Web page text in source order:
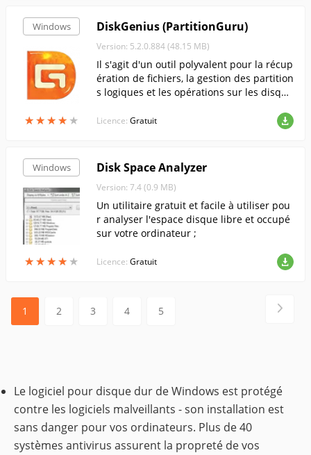
Windows
★★★★ ★
★★★★ ★
DiskGenius (PartitionGuru)
Version: 5.2.0.884 (48.15 MB)
Il s'agit d'un outil polyvalent pour la récup
ération de fichiers, la gestion des partition
s logiques et les opérations sur les disque
Licence: Gratuit
Windows
★★★★ ★
★★★★ ★
Disk Space Analyzer
Version: 7.4 (0.9 MB)
Un utilitaire gratuit et facile à utiliser pou
r analyser l'espace disque libre et occupé
sur votre ordinateur ;
Licence: Gratuit
1 2 3 4 5
Le logiciel pour disque dur de Windows est protégé
contre les logiciels malveillants - son installation est
sans danger pour vos ordinateurs. Plus de 40
systèmes antivirus assurent la propreté de vos